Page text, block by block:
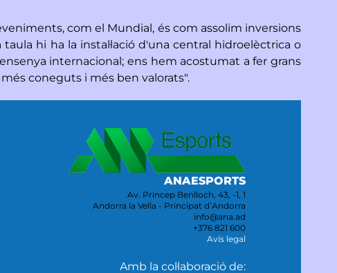
com el Mundial, és com assolim inversions
hi ha la instal·lació d'una central hidroelèctrica o
internacional; ens hem acostumat a fer grans
coneguts i més ben valorats".
ANAESPORTS
Av. Príncep Benlloch, 43, -1, 1
Andorra la Vella - Principat d’Andorra
info@ana.ad
+376 821 600
Avís legal
Amb la col·laboració de: